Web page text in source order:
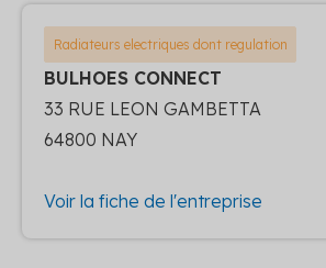
Radiateurs electriques dont regulation
BULHOES CONNECT
33 RUE LEON GAMBETTA
64800 NAY
Voir la fiche de l'entreprise